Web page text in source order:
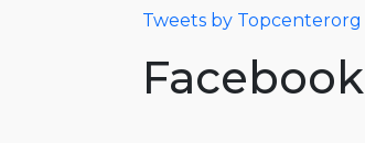
Tweets by Topcenterorg
Facebook